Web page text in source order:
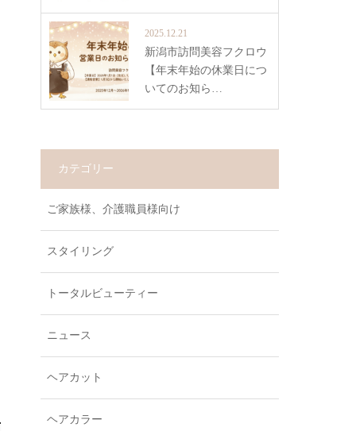
2025.12.21
新潟市訪問美容フクロウ
【年末年始の休業日につ
いてのお知ら…
カテゴリー
ご家族様、介護職員様向け
スタイリング
トータルビューティー
ニュース
ヘアカット
ヘアカラー